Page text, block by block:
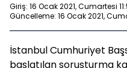
Giriş: 16 Ocak 2021, Cumartesi
Güncelleme: 16 Ocak 2021,
İstanbul Cumhuriyet
başlatılan soruşturma